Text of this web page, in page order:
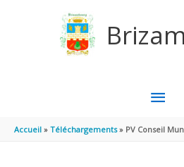
MENU
Accueil Téléchargements PV Conseil